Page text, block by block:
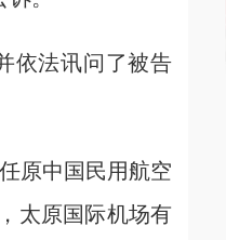
依法讯问了被告
原中国民用航空
太原国际机场有